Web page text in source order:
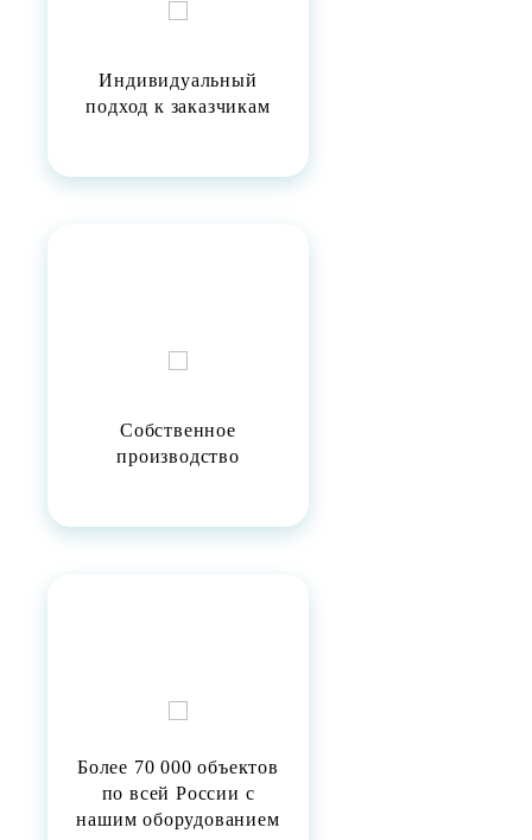
Индивидуальный
подход к заказчикам
Собственное
производство
Более 70 000 объектов
по всей России с
нашим оборудованием